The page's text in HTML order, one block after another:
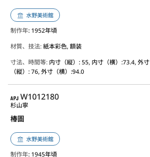
水野美術館
制作年: 1952年頃
材質、技法:紙本彩色, 額装
寸法、時間等: 内寸（縦）: 55, 内寸（横）:73.4, 外寸
（縦）: 76, 外寸（横）:94.0
APJ
W1012180
椿圖
杉山寧
水野美術館
制作年: 1945年頃